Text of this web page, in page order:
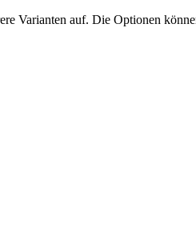
Varianten auf. Die Optionen